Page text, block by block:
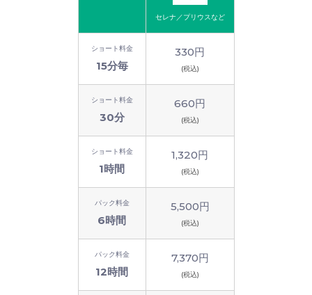
セレナ／プリウスなど
ショート料金
15分毎
330円
(税込)
ショート料金
30分
660円
(税込)
ショート料金
1時間
1,320円
(税込)
パック料金
6時間
5,500円
(税込)
パック料金
12時間
7,370円
(税込)